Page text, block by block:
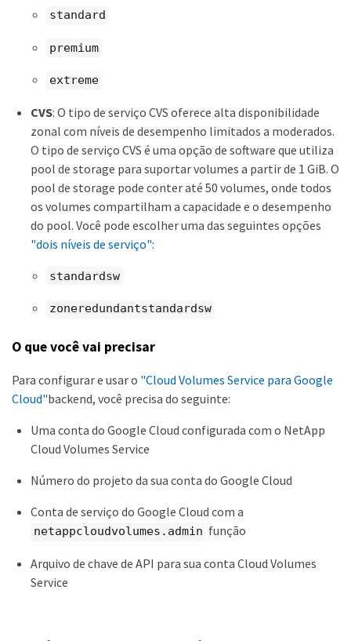
standard
premium
extreme
CVS: O tipo de serviço CVS oferece alta disponibilidade
zonal com níveis de desempenho limitados a moderados.
O tipo de serviço CVS é uma opção de software que utiliza
pool de storage para suportar volumes a partir de 1 GiB. O
pool de storage pode conter até 50 volumes, onde todos
os volumes compartilham a capacidade e o desempenho
do pool. Você pode escolher uma das seguintes opções
"dois níveis de serviço":
standardsw
zoneredundantstandardsw
O que você vai precisar
Para configurar e usar o "Cloud Volumes Service para Google
Cloud"backend, você precisa do seguinte:
Uma conta do Google Cloud configurada com o NetApp
Cloud Volumes Service
Número do projeto da sua conta do Google Cloud
Conta de serviço do Google Cloud com a
netappcloudvolumes.admin função
Arquivo de chave de API para sua conta Cloud Volumes
Service